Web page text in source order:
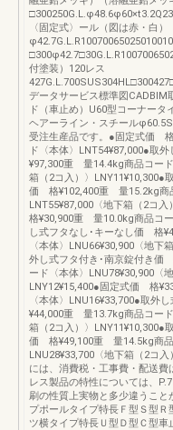
〈固定式〉ール（図は赤・白）
付塗装）120レス
データサービス標準図CADBIM
ド（車止め）U60型コーナー
ヘアーライン・スチール
受注生産品です。●固定式価
ド〈本体〉LNT54¥87,000●取
¥97,300重 量14.4kg商品コー
箱（2コ入）〉LNY11¥10,300●
価 格¥102,400重 量15.2kg商
LNT55¥87,000〈地下箱（2コ
格¥30,900重 量10.0kg商品コ
し式フタなし･キーなし価 格
〈本体〉LNU66¥30,900〈地下
外し式フタ付き･南京錠付き
ード〈本体〉LNU78¥30,900〈
LNY12¥15,400●固定式価 格
〈本体〉LNU16¥33,700●取外
¥44,000重 量13.7kg商品コー
箱（2コ入）〉LNY11¥10,300●
価 格¥49,100重 量14.5kg商品
LNU28¥33,700〈地下箱（2コ
には、消費税・工事費・配送
レス製品の特性については、
刷の性質上実物と多少違うこと
プポールタイプ特長Ｆ型Ｓ型
ツ横タイプ特長Ｕ型Ｄ型Ｃ型車